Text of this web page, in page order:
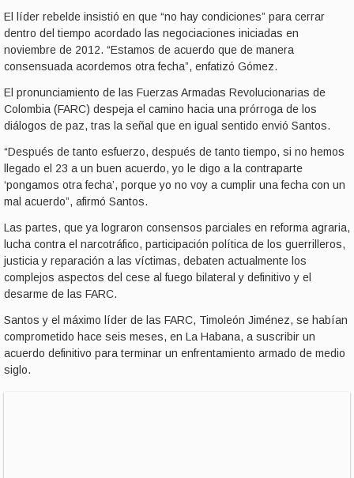
El líder rebelde insistió en que “no hay condiciones” para cerrar
dentro del tiempo acordado las negociaciones iniciadas en
noviembre de 2012. “Estamos de acuerdo que de manera
consensuada acordemos otra fecha”, enfatizó Gómez.
El pronunciamiento de las Fuerzas Armadas Revolucionarias de
Colombia (FARC) despeja el camino hacia una prórroga de los
diálogos de paz, tras la señal que en igual sentido envió Santos.
“Después de tanto esfuerzo, después de tanto tiempo, si no hemos
llegado el 23 a un buen acuerdo, yo le digo a la contraparte
‘pongamos otra fecha’, porque yo no voy a cumplir una fecha con un
mal acuerdo”, afirmó Santos.
Las partes, que ya lograron consensos parciales en reforma agraria,
lucha contra el narcotráfico, participación política de los guerrilleros,
justicia y reparación a las víctimas, debaten actualmente los
complejos aspectos del cese al fuego bilateral y definitivo y el
desarme de las FARC.
Santos y el máximo líder de las FARC, Timoleón Jiménez, se habían
comprometido hace seis meses, en La Habana, a suscribir un
acuerdo definitivo para terminar un enfrentamiento armado de medio
siglo.